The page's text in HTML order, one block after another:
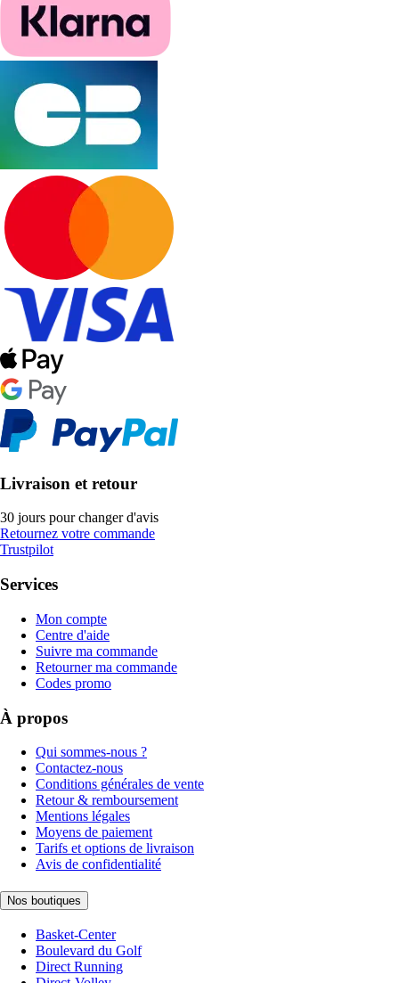
Livraison et retour
30 jours pour changer d'avis
Retournez votre commande
Trustpilot
Services
Mon compte
Centre d'aide
Suivre ma commande
Retourner ma commande
Codes promo
À propos
Qui sommes-nous ?
Contactez-nous
Conditions générales de vente
Retour & remboursement
Mentions légales
Moyens de paiement
Tarifs et options de livraison
Avis de confidentialité
Nos boutiques
Basket-Center
Boulevard du Golf
Direct Running